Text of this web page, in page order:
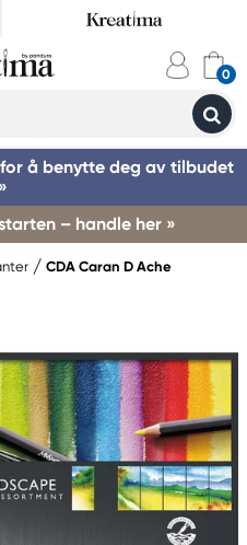
å benytte deg av tilbudet
»
– handle her »
CDA Caran D Ache